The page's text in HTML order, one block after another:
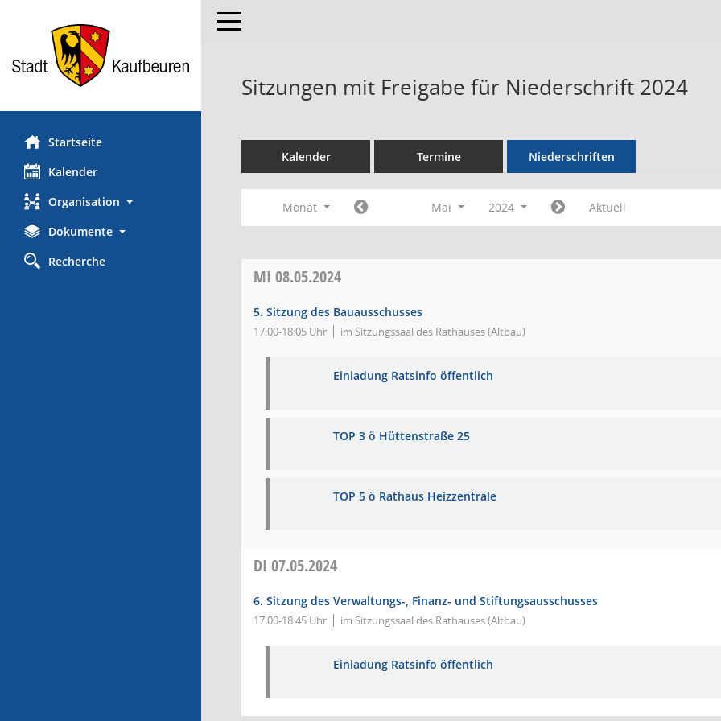
Startseite
Kalender
Organisation
Dokumente
Recherche
Toggle navigation
Sitzungen mit Freigabe für Niederschrift 2024
Kalender Termine Niederschriften
Monat Mai 2024 Aktuell
MI 08.05.2024
5. Sitzung des Bauausschusses
17:00-18:05 Uhr im Sitzungssaal des Rathauses (Altbau)
Einladung Ratsinfo öffentlich
TOP 3 ö Hüttenstraße 25
TOP 5 ö Rathaus Heizzentrale
DI 07.05.2024
6. Sitzung des Verwaltungs-, Finanz- und Stiftungsausschusses
17:00-18:45 Uhr im Sitzungssaal des Rathauses (Altbau)
Einladung Ratsinfo öffentlich